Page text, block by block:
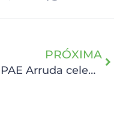
PRÓXIMA
UPAE Arruda celebra um ano de atividades com 171.484 atendimentos